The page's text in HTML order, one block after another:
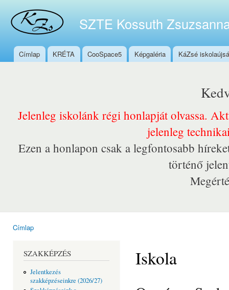
SZTE Kossuth
Főmenü
Címlap KRÉTA CooSpace5 Képgaléria KáZsé
Jelenleg iskolánk régi honlapját olvassa.
jelenleg
Ezen a honlapon csak a legfontosabb
történő
Címlap
SZAKKÉPZÉS
Jelentkezés
szakképzéseinkre (2026/27)
Iskola